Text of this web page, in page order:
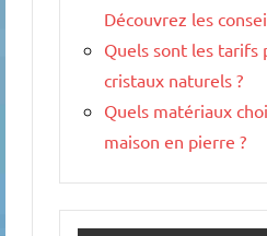
Découvrez les
Quels sont les tarifs
cristaux naturels ?
Quels matériaux
maison en pierre ?